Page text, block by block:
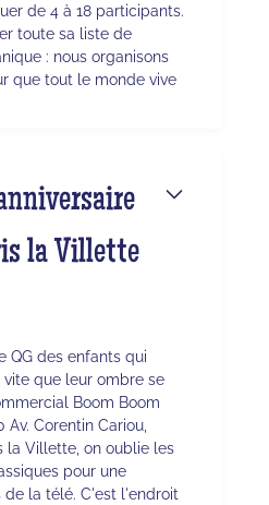
de 4 à 18 participants.
toute sa liste de
: nous organisons
que tout le monde vive
la Villette
QG des enfants qui
que leur ombre se
Boom Boom
Corentin Cariou,
la Villette, on oublie les
pour une
la télé. C'est l'endroit